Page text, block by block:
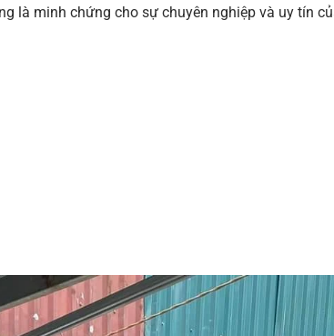
là minh chứng cho sự chuyên nghiệp và uy tín